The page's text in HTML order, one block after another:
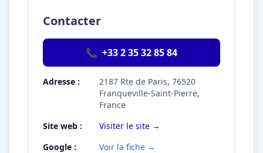
Contacter
📞 +33 2 35 32 85 84
Adresse :
2187 Rte de Paris, 76520
Franqueville-Saint-Pierre,
France
Site web :
Visiter le site →
Google :
Voir la fiche →